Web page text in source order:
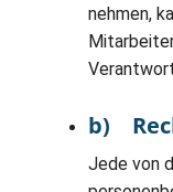
nehmen,
b)
Jede von